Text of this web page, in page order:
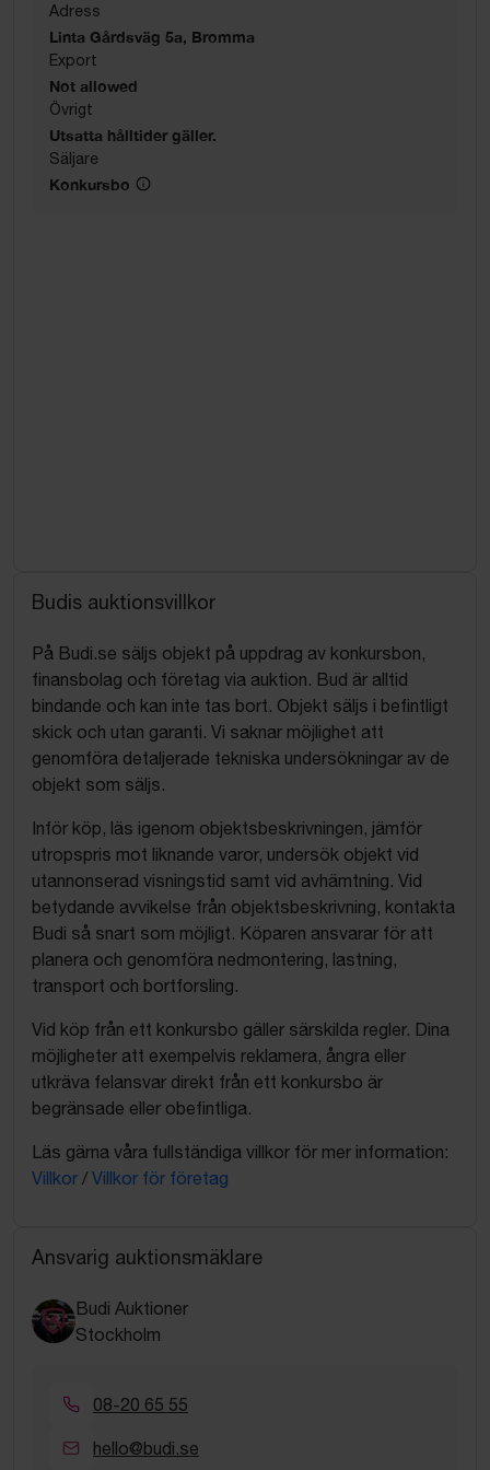
Adress
Linta Gårdsväg 5a, Bromma
Export
Not allowed
Övrigt
Utsatta hålltider gäller.
Säljare
Konkursbo
Budis auktionsvillkor
På Budi.se säljs objekt på uppdrag av konkursbon,
finansbolag och företag via auktion. Bud är alltid
bindande och kan inte tas bort. Objekt säljs i befintligt
skick och utan garanti. Vi saknar möjlighet att
genomföra detaljerade tekniska undersökningar av de
objekt som säljs.
Inför köp, läs igenom objektsbeskrivningen, jämför
utropspris mot liknande varor, undersök objekt vid
utannonserad visningstid samt vid avhämtning. Vid
betydande avvikelse från objektsbeskrivning, kontakta
Budi så snart som möjligt. Köparen ansvarar för att
planera och genomföra nedmontering, lastning,
transport och bortforsling.
Vid köp från ett konkursbo gäller särskilda regler. Dina
möjligheter att exempelvis reklamera, ångra eller
utkräva felansvar direkt från ett konkursbo är
begränsade eller obefintliga.
Läs gärna våra fullständiga villkor för mer information:
Villkor / Villkor för företag
Ansvarig auktionsmäklare
Budi Auktioner
Stockholm
08-20 65 55
hello@budi.se